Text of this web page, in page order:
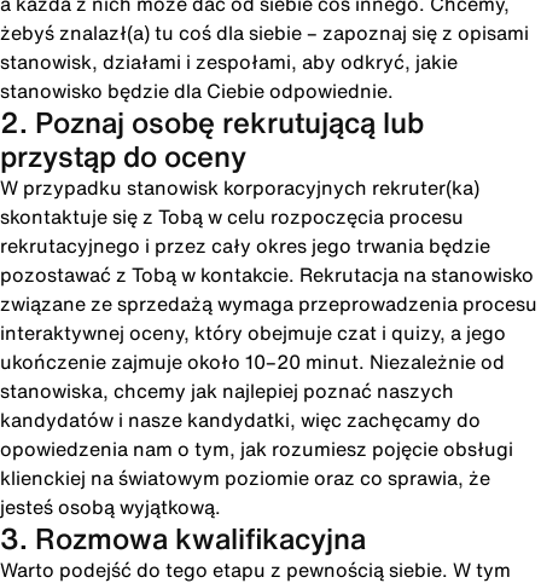
żebyś znalazł(a) tu coś dla siebie – zapoznaj się z opisami
stanowisk, działami i zespołami, aby odkryć, jakie
stanowisko będzie dla Ciebie odpowiednie.
2. Poznaj osobę rekrutującą lub
przystąp do oceny
W przypadku stanowisk korporacyjnych rekruter(ka)
skontaktuje się z Tobą w celu rozpoczęcia procesu
rekrutacyjnego i przez cały okres jego trwania będzie
pozostawać z Tobą w kontakcie. Rekrutacja na stanowisko
związane ze sprzedażą wymaga przeprowadzenia procesu
interaktywnej oceny, który obejmuje czat i quizy, a jego
ukończenie zajmuje około 10–20 minut. Niezależnie od
stanowiska, chcemy jak najlepiej poznać naszych
kandydatów i nasze kandydatki, więc zachęcamy do
opowiedzenia nam o tym, jak rozumiesz pojęcie obsługi
klienckiej na światowym poziomie oraz co sprawia, że
jesteś osobą wyjątkową.
3. Rozmowa kwalifikacyjna
Warto podejść do tego etapu z pewnością siebie. W tym